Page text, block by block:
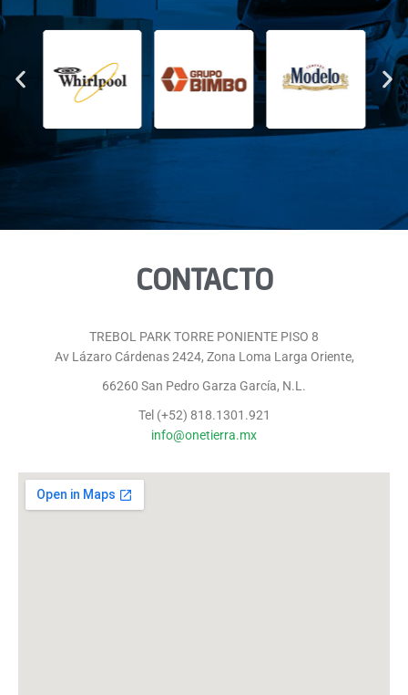
CONTACTO
TREBOL PARK TORRE PONIENTE PISO 8
Av Lázaro Cárdenas 2424, Zona Loma Larga Oriente,
66260 San Pedro Garza García, N.L.
Tel (+52) 818.1301.921
info@onetierra.mx